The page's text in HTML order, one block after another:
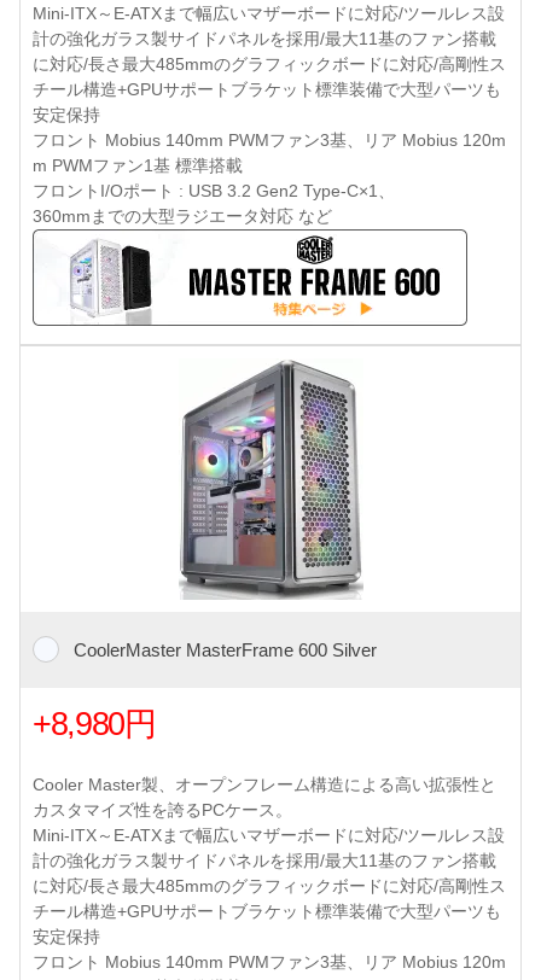
Mini-ITX～E-ATXまで幅広いマザーボードに対応/ツールレス設
計の強化ガラス製サイドパネルを採用/最大11基のファン搭載
に対応/長さ最大485mmのグラフィックボードに対応/高剛性ス
チール構造+GPUサポートブラケット標準装備で大型パーツも
安定保持
フロント Mobius 140mm PWMファン3基、リア Mobius 120m
m PWMファン1基 標準搭載
フロントI/Oポート : USB 3.2 Gen2 Type-C×1、
360mmまでの大型ラジエータ対応 など
CoolerMaster MasterFrame 600 Silver
+8,980円
Cooler Master製、オープンフレーム構造による高い拡張性と
カスタマイズ性を誇るPCケース。
Mini-ITX～E-ATXまで幅広いマザーボードに対応/ツールレス設
計の強化ガラス製サイドパネルを採用/最大11基のファン搭載
に対応/長さ最大485mmのグラフィックボードに対応/高剛性ス
チール構造+GPUサポートブラケット標準装備で大型パーツも
安定保持
フロント Mobius 140mm PWMファン3基、リア Mobius 120m